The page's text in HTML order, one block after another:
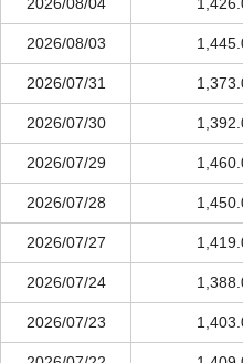
2026/08/03
2026/07/31
2026/07/30
2026/07/29
2026/07/28
2026/07/27
2026/07/24
2026/07/23